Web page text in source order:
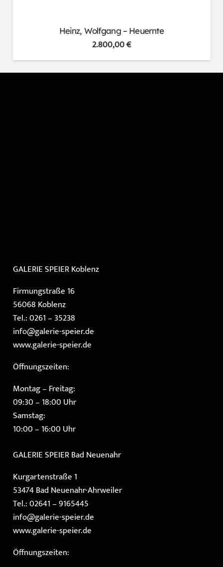
Heinz, Wolfgang – Heuernte
2.800,00€
GALERIE SPEIERKoblenz
Firmungstraße 16
56068 Koblenz
Tel.: 0261 – 35238
info@galerie-speier.de
www.galerie-speier.de
Öffnungszeiten:
Montag – Freitag:
09:30 – 18:00 Uhr
Samstag:
10:00 – 16:00 Uhr
GALERIE SPEIERBad Neuenahr
Kurgartenstraße 1
53474 Bad Neuenahr-Ahrweiler
Tel.: 02641 – 9165445
info@galerie-speier.de
www.galerie-speier.de
Öffnungszeiten: